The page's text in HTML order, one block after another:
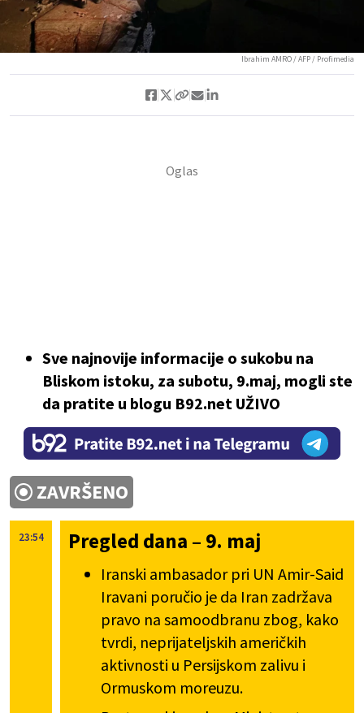
Ibrahim AMRO / AFP / Profimedia
Sve najnovije informacije o sukobu na
Bliskom istoku, za subotu, 9.maj, mogli ste
da pratite u blogu B92.net UŽIVO
ZAVRŠENO
23:54 Pregled dana – 9. maj
Iranski ambasador pri UN Amir-Said
Iravani poručio je da Iran zadržava
pravo na samoodbranu zbog, kako
tvrdi, neprijateljskih američkih
aktivnosti u Persijskom zalivu i
Ormuskom moreuzu.